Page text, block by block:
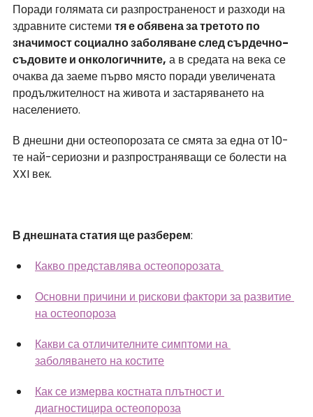
Поради голямата си разпространеност и разходи на
здравните системи тя е обявена за третото по
значимост социално заболяване след сърдечно-
съдовите и онкологичните, а в средата на века се
очаква да заеме първо място поради увеличената
продължителност на живота и застаряването на
населението.
В днешни дни остеопорозата се смята за една от 10-
те най-сериозни и разпространяващи се болести на
XXI век.
В днешната статия ще разберем:
Какво представлява остеопорозата
Основни причини и рискови фактори за развитие
на остеопороза
Какви са отличителните симптоми на
заболяването на костите
Как се измерва костната плътност и
диагностицира остеопороза